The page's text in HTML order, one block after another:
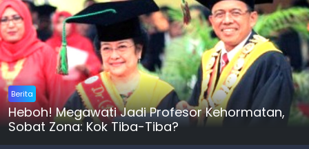
Berita
Heboh! Megawati Jadi Profesor Kehormatan,
Sobat Zona: Kok Tiba-Tiba?